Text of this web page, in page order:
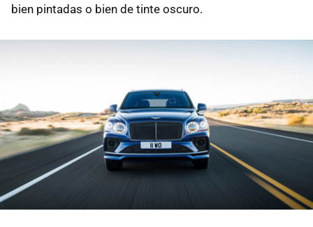
bien pintadas o bien de tinte oscuro.